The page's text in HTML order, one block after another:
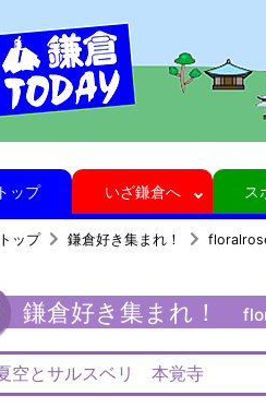
トップ いざ鎌倉へ ス
トップ 鎌倉好き集まれ！
鎌倉好き集まれ！
空とサルスベリ 本覚寺